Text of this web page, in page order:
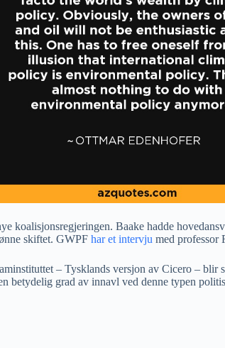
koalisjonsregjeringen. Baake hadde
skiftet. GWPF har et intervju med professor
– Tysklands versjon av Cicero –
betydelig grad av innavl ved denne typen